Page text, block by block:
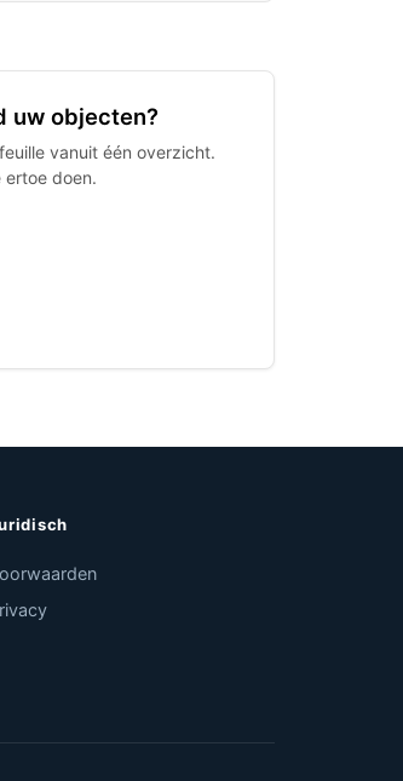
uw objecten?
vanuit één overzicht.
doen.